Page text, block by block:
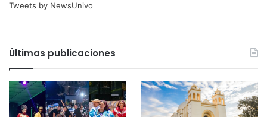
Tweets by NewsUnivo
Últimas publicaciones